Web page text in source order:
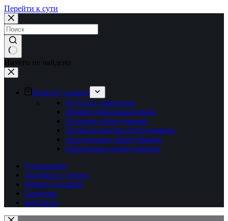
Перейти к сути
Ничего не найдено
Каталог товаров
Посуда и инвентарь
Профессиональная химия
Тепловое оборудование
Технологическое оборудование
Холодильное оборудование
Нейтральное оборудование
О компании
Доставка и оплата
Обмен и возврат
Гарантия
Контакты